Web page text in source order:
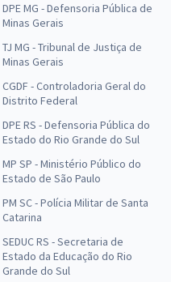
DPE MG - Defensoria Pública de
Minas Gerais
TJ MG - Tribunal de Justiça de
Minas Gerais
CGDF - Controladoria Geral do
Distrito Federal
DPE RS - Defensoria Pública do
Estado do Rio Grande do Sul
MP SP - Ministério Público do
Estado de São Paulo
PM SC - Polícia Militar de Santa
Catarina
SEDUC RS - Secretaria de
Estado da Educação do Rio
Grande do Sul